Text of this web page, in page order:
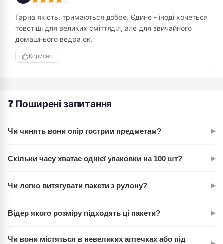
Гарна якість, тримаються добре. Єдине - іноді хочеться
товстіші для великих сміттяділ, але для звичайного
домашнього ведра ок.
Корисно
❓ Поширені запитання
Чи чинять вони опір гострим предметам? ▸
від посуду, кісток та інших гострих речей без розривів. Це
прибирання цілком достатня.
Скільки часу хватає однієї упаковки на 100 шт? ▸
близько 3-4 тижнів, якщо міняти пакет щодня. За один
Чи легко витягувати пакети з рулону? ▸
витягувся плавно за один рух. Розривання по перфорації
Відер якого розміру підходять ці пакети? ▸
Чи вони містяться в невеликих аптечках або під